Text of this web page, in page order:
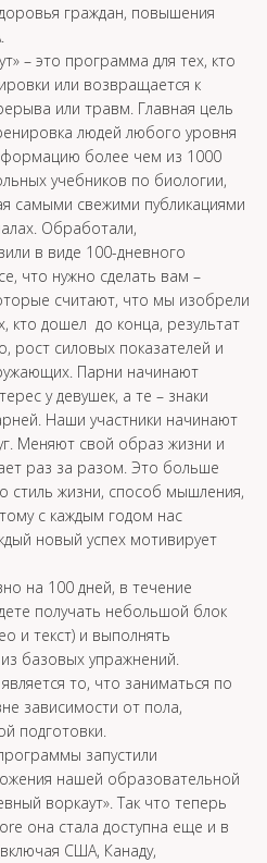
граждан, повышения
– это программа для тех, кто
или возвращается к
или травм. Главная цель
людей любого уровня
более чем из 1000
учебников по биологии,
самыми свежими публикациями
Обработали,
в виде 100-дневного
что нужно сделать вам –
считают, что мы изобрели
кто дошел до конца, результат
рост силовых показателей и
Парни начинают
у девушек, а те – знаки
Наши участники начинают
Меняют свой образ жизни и
раз за разом. Это больше
стиль жизни, способ мышления,
с каждым годом нас
новый успех мотивирует
на 100 дней, в течение
получать небольшой блок
и текст) и выполнять
базовых упражнений.
то, что заниматься по
зависимости от пола,
подготовки.
запустили
нашей образовательной
воркаут». Так что теперь
она стала доступна еще и в
США, Канаду,